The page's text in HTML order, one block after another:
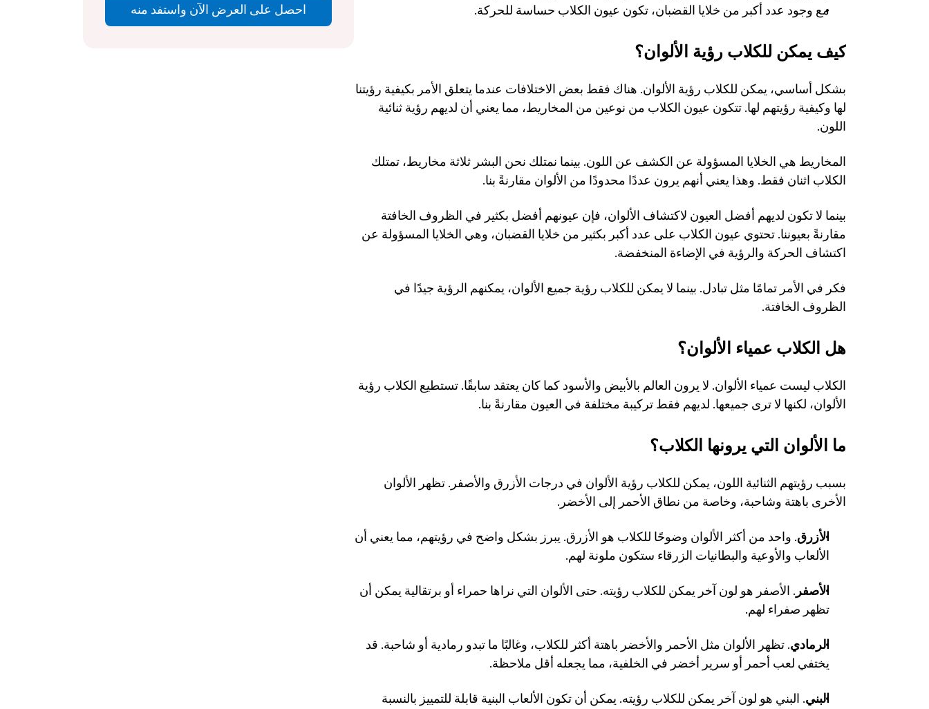
مع وجود عدد أكبر من خلايا القضبان، تكون عيون الكلاب حساسة للحركة.
كيف يمكن للكلاب رؤية الألوان؟
اللون.
الكلاب اثنان فقط. وهذا يعني أنهم يرون عددًا محدودًا من الألوان مقارنةً بنا.
اكتشاف الحركة والرؤية في الإضاءة المنخفضة.
الظروف الخافتة.
هل الكلاب عمياء الألوان؟
الألوان، لكنها لا ترى جميعها. لديهم فقط تركيبة مختلفة في العيون مقارنةً بنا.
ما الألوان التي يرونها الكلاب؟
الأخرى باهتة وشاحبة، وخاصة من نطاق الأحمر إلى الأخضر.
الأزرق
الألعاب والأوعية والبطانيات الزرقاء ستكون ملونة لهم.
الأصفر
تظهر صفراء لهم.
الرمادي
يختفي لعب أحمر أو سرير أخضر في الخلفية، مما يجعله أقل ملاحظة.
البني
احصل على العرض الآن واستفد منه